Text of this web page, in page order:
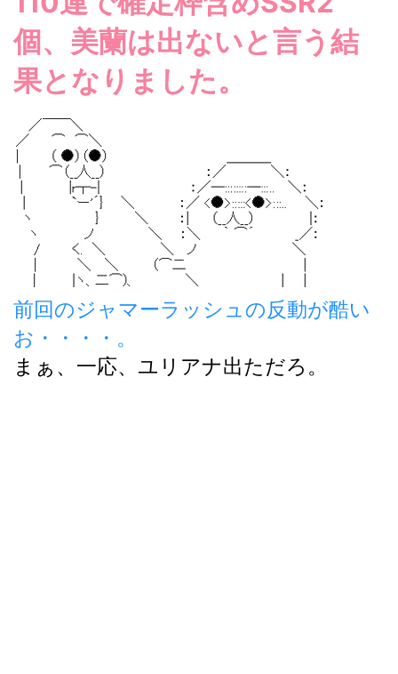
個、美蘭は出ないと言う結
果となりました。
前回のジャマーラッシュの反動が酷い
お・・・・。
まぁ、一応、ユリアナ出ただろ。